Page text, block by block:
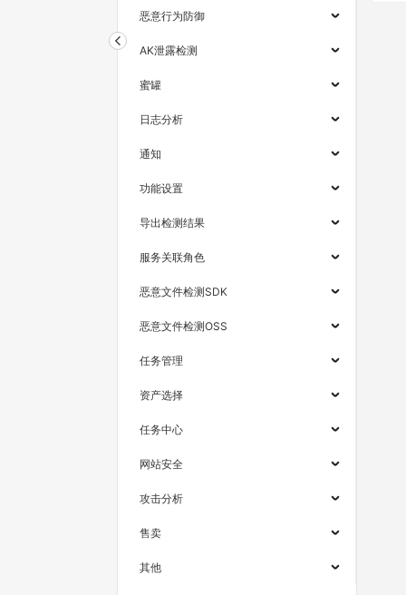
恶意行为防御
AK泄露检测
蜜罐
日志分析
通知
功能设置
导出检测结果
服务关联角色
恶意文件检测SDK
恶意文件检测OSS
任务管理
资产选择
任务中心
网站安全
攻击分析
售卖
其他